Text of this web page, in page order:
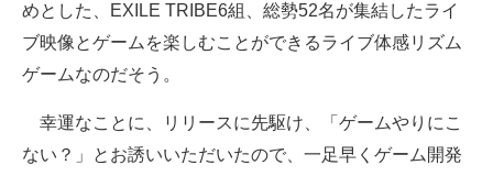
めとした、EXILE TRIBE6組、総勢52名が集結したライ
ブ映像とゲームを楽しむことができるライブ体感リズム
ゲームなのだそう。
幸運なことに、リリースに先駆け、「ゲームやりにこ
ない？」とお誘いいただいたので、一足早くゲーム開発